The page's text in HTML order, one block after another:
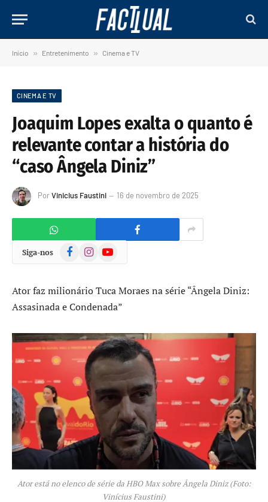
Início » Entretenimento » Cinema e TV
CINEMA E TV
Joaquim Lopes exalta o quanto é
relevante contar a história do
“caso Ângela Diniz”
PorVinicius Faustini 16 de novembro de 2025
Siga-nos FacebookInstagramYouTube
Ator faz milionário Tuca Moraes na série “Ângela Diniz:
Assasinada e Condenada”
Ator está no elenco de série da HBO Max sobre Ângela Diniz (Foto:
Vinícius Faustini)